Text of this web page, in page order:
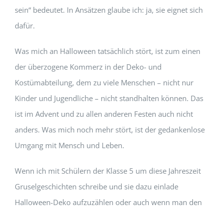
sein“ bedeutet. In Ansätzen glaube ich: ja, sie eignet sich
dafür.
Was mich an Halloween tatsächlich stört, ist zum einen
der überzogene Kommerz in der Deko- und
Kostümabteilung, dem zu viele Menschen – nicht nur
Kinder und Jugendliche – nicht standhalten können. Das
ist im Advent und zu allen anderen Festen auch nicht
anders. Was mich noch mehr stört, ist der gedankenlose
Umgang mit Mensch und Leben.
Wenn ich mit Schülern der Klasse 5 um diese Jahreszeit
Gruselgeschichten schreibe und sie dazu einlade
Halloween-Deko aufzuzählen oder auch wenn man den